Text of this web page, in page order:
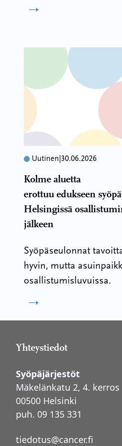
→
Uutinen 30.06.2026
Kolme aluetta
erottuu edukseen
Helsingissä
jälkeen
Syöpäseulonnat
hyvin, mutta
osallistumisluvuissa.
→
Yhteystiedot
Syöpäjärjestöt
Mäkelänkatu 2, 4. kerros
00500 Helsinki
puh. 09 135 331
tiedotus@cancer.fi